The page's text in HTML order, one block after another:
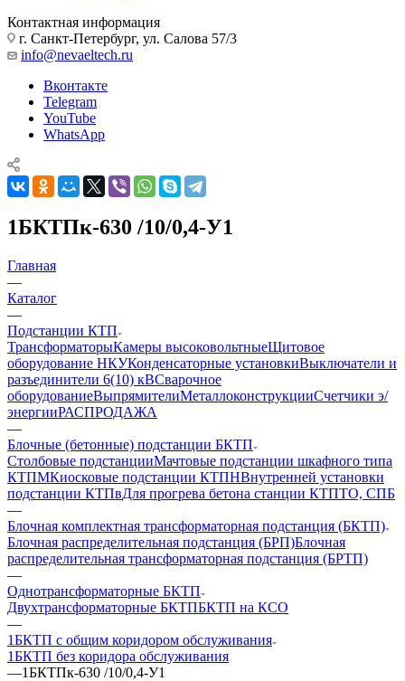
Контактная информация
г. Санкт-Петербург, ул. Салова 57/3
info@nevaeltech.ru
Вконтакте
Telegram
YouTube
WhatsApp
1БКТПк-630 /10/0,4-У1
Главная
—
Каталог
—
Подстанции КТП
ТрансформаторыКамеры высоковольтныеЩитовое
оборудование НКУКонденсаторные установкиВыключатели и
разъединители 6(10) кВСварочное
оборудованиеВыпрямителиМеталлоконструкцииСчетчики э/
энергииРАСПРОДАЖА
—
Блочные (бетонные) подстанции БКТП
Столбовые подстанцииМачтовые подстанции шкафного типа
КТПМКиосковые подстанции КТПНВнутренней установки
подстанции КТПвДля прогрева бетона станции КТПТО, СПБ
—
Блочная комплектная трансформаторная подстанция (БКТП)
Блочная распределительная подстанция (БРП)Блочная
распределительная трансформаторная подстанция (БРТП)
—
Однотрансформаторные БКТП
Двухтрансформаторные БКТПБКТП на КСО
—
1БКТП с общим коридором обслуживания
1БКТП без коридора обслуживания
—1БКТПк-630 /10/0,4-У1